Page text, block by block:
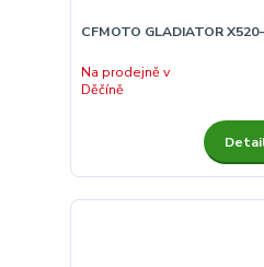
CFMOTO GLADIATOR
Na prodejně v
Děčíně